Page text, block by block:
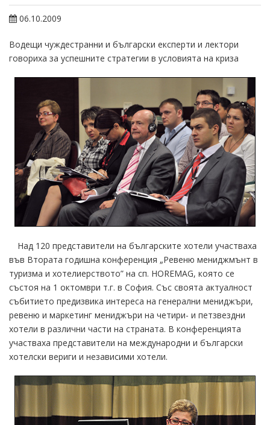
06.10.2009
Водещи чуждестранни и български експерти и лектори
говориха за успешните стратегии в условията на криза
Над 120 представители на българските хотели участваха
във Втората годишна конференция „Ревеню мениджмънт в
туризма и хотелиерството” на сп. HOREMAG, която се
състоя на 1 октомври т.г. в София. Със своята актуалност
събитието предизвика интереса на генерални мениджъри,
ревеню и маркетинг мениджъри на четири- и петзвездни
хотели в различни части на страната. В конференцията
участваха представители на международни и български
хотелски вериги и независими хотели.